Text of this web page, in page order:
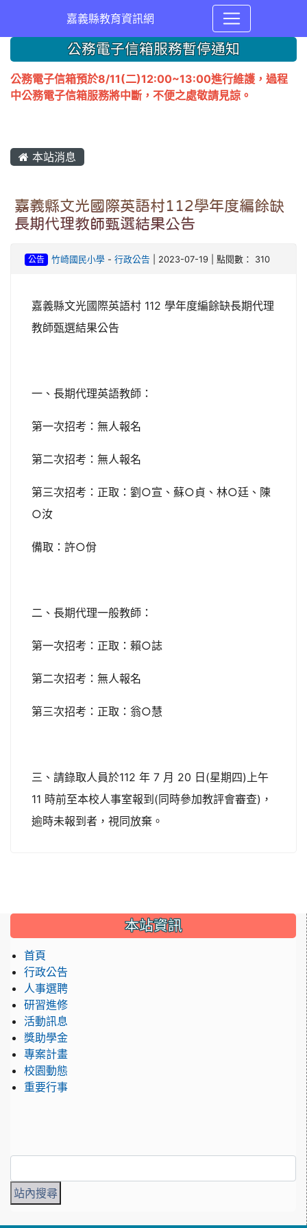
嘉義縣教育資訊網
公務電子信箱服務暫停通知
公務電子信箱預於8/11(二)12:00~13:00進行維護，過程
中公務電子信箱服務將中斷，不便之處敬請見諒。
本站消息
嘉義縣文光國際英語村112學年度編餘缺
長期代理教師甄選結果公告
公告 竹崎國民小學- 行政公告 | 2023-07-19 | 點閱數： 310
嘉義縣文光國際英語村 112 學年度編餘缺長期代理
教師甄選結果公告
一、長期代理英語教師：
第一次招考：無人報名
第二次招考：無人報名
第三次招考：正取：劉○宣、蘇○貞、林○廷、陳
○汝
備取：許○佾
二、長期代理一般教師：
第一次招考：正取：賴○誌
第二次招考：無人報名
第三次招考：正取：翁○慧
三、請錄取人員於112 年 7 月 20 日(星期四)上午
11 時前至本校人事室報到(同時參加教評會審查)，
逾時未報到者，視同放棄。
本站資訊
首頁
行政公告
人事選聘
研習進修
活動訊息
獎助學金
專案計畫
校園動態
重要行事